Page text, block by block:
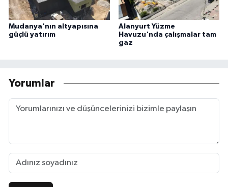
Mudanya'nın altyapısına
güçlü yatırım
Alanyurt Yüzme
Havuzu'nda çalışmalar tam
gaz
Yorumlar